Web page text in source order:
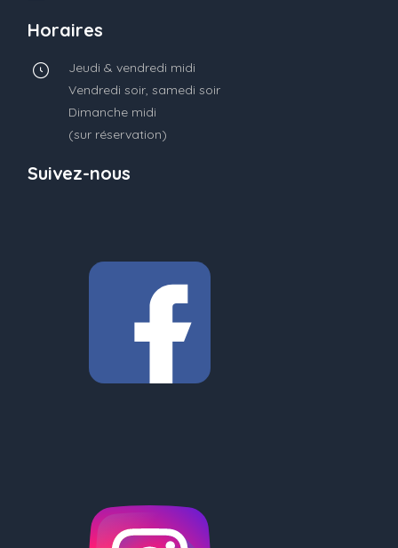
Horaires
Jeudi & vendredi midi
Vendredi soir, samedi soir
Dimanche midi
(sur réservation)
Suivez-nous